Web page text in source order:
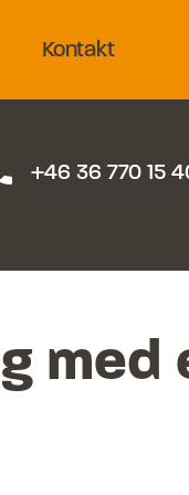
Kontakt
+46 36 770 15